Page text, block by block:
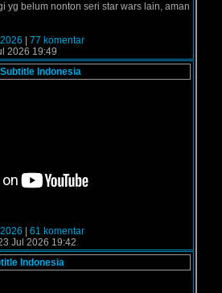
yg belum nonton seri star wars lain, aman
77 komentar
2026 19:49
Indonesia
61 komentar
Jul 2026 19:42
Indonesia